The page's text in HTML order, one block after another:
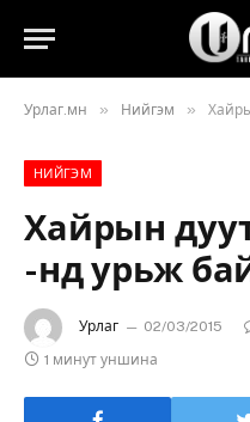
Урлаг.мн » Нийгэм »
НИЙГЭМ
Хайрын
-нд урьж
Урлаг 02/03/2015
1 минут уншина